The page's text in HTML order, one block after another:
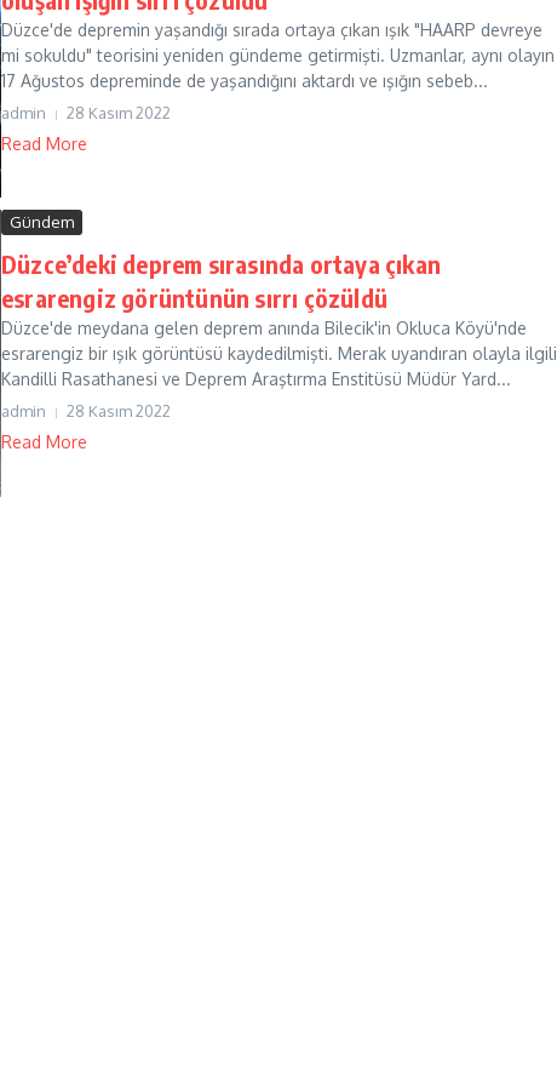
Düzce'de depremin yaşandığı sırada ortaya çıkan ışık "HAARP devreye
mi sokuldu" teorisini yeniden gündeme getirmişti. Uzmanlar, aynı olayın
17 Ağustos depreminde de yaşandığını aktardı ve ışığın sebeb...
admin 28 Kasım 2022
Read More
Gündem
Düzce’deki deprem sırasında ortaya çıkan
esrarengiz görüntünün sırrı çözüldü
Düzce'de meydana gelen deprem anında Bilecik'in Okluca Köyü'nde
esrarengiz bir ışık görüntüsü kaydedilmişti. Merak uyandıran olayla ilgili
Kandilli Rasathanesi ve Deprem Araştırma Enstitüsü Müdür Yard...
admin 28 Kasım 2022
Read More